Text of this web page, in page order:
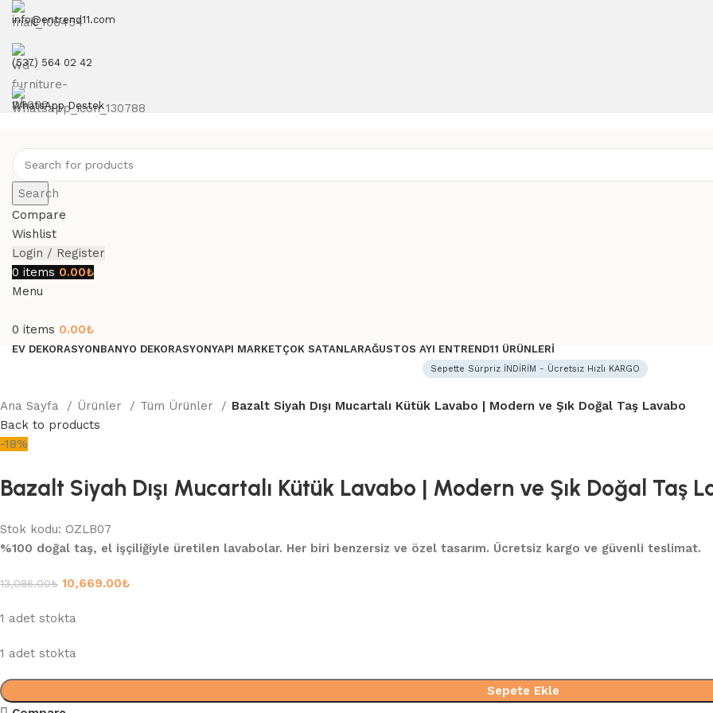
info@entrend11.com
(537) 564 02 42
WhatsApp Destek
Search
Compare
Wishlist
Login / Register
0 items 0.00₺
Menu
0 items 0.00₺
EV DEKORASYONBANYO DEKORASYONYAPI MARKETÇOK SATANLARAĞUSTOS AYI ENTREND11 ÜRÜNLERI
Sepette Sürpriz İNDİRİM - Ücretsiz Hızlı KARGO
Ana Sayfa Ürünler Tüm Ürünler
Bazalt Siyah Dışı Mucartalı Kütük Lavabo | Modern ve Şık Doğal Taş Lavabo
Back to products
-18%
Bazalt Siyah Dışı Mucartalı Kütük Lavabo | Modern ve Şık Doğal Taş
Stok kodu: OZLB07
%100 doğal taş, el işçiliğiyle üretilen lavabolar. Her biri benzersiz ve özel tasarım. Ücretsiz kargo ve güvenli teslimat.
13,086.00₺ 10,669.00₺
1 adet stokta
1 adet stokta
Sepete Ekle